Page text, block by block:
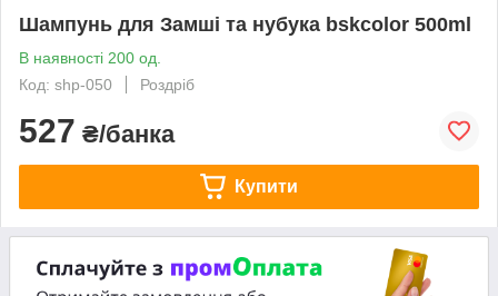
Шампунь для Замші та нубука bskcolor 500ml
В наявності 200 од.
Код: shp-050
Роздріб
527 ₴/банка
Купити